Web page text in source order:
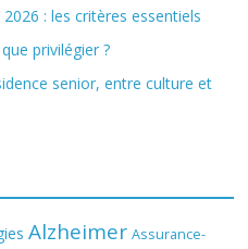
: les critères essentiels
privilégier ?
senior, entre culture et
Alzheimer Assurance-